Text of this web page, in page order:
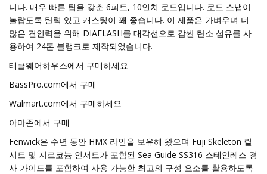
니다. 매우 빠른 팁을 갖춘 6피트, 10인치 로드입니다. 로드 스냅이
놀랍도록 탄력 있고 캐스팅이 꽤 좋습니다. 이 제품은 가벼우며 더
많은 견인력을 위해 DIAFLASH를 대각선으로 감싼 탄소 섬유를 사
용하여 24톤 블랭크로 제작되었습니다.
태클웨어하우스에서 구매하세요
BassPro.com에서 구매
Walmart.com에서 구매하세요
아마존에서 구매
Fenwick은 수년 동안 HMX 라인을 보유해 왔으며 Fuji Skeleton 릴
시트 및 지르코늄 인서트가 포함된 Sea Guide SS316 스테인레스 경
사 가이드를 포함하여 사용 가능한 최고의 구성 요소를 활용하도록